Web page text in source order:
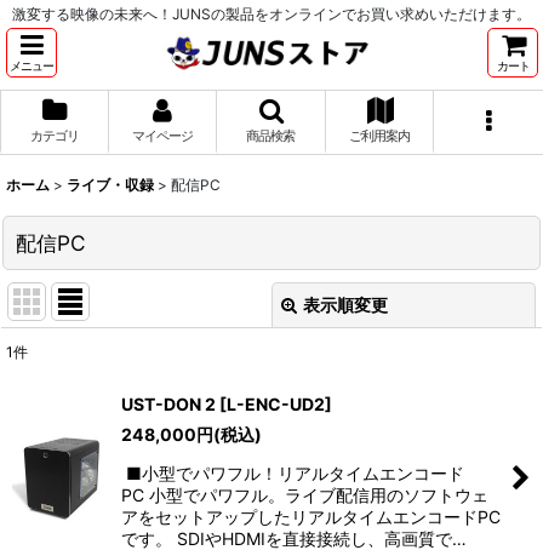
激変する映像の未来へ！JUNSの製品をオンラインでお買い求めいただけます。
メニュー カート
カテゴリ マイページ 商品検索 ご利用案内
ホーム > ライブ・収録 > 配信PC
配信PC
表示順変更
並び順:
絞り込む
1件
UST-DON 2 [L-ENC-UD2]
248,000円(税込)
■小型でパワフル！リアルタイムエンコード
PC 小型でパワフル。ライブ配信用のソフトウェ
アをセットアップしたリアルタイムエンコードPC
です。 SDIやHDMIを直接接続し、高画質で…